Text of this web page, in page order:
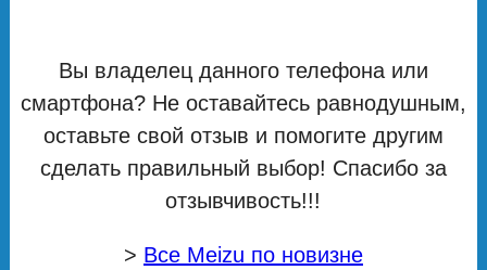
Вы владелец данного телефона или
смартфона? Не оставайтесь равнодушным,
оставьте свой отзыв и помогите другим
сделать правильный выбор! Спасибо за
отзывчивость!!!
> Все Meizu по новизне